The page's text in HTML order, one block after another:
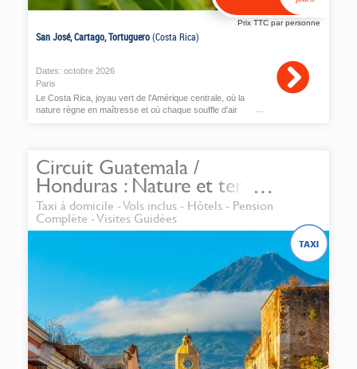
Prix TTC par personne
San José, Cartago, Tortuguero(Costa Rica)
Dates: octobre 2026
Paris
Le Costa Rica, joyau vert de l'Amérique centrale, où la
nature règne en maîtresse et où chaque souffle d'air
Circuit Guatemala /
Honduras : Nature et terre
Maya
Taxi à domicile - Vols inclus - Hôtels - Pension
Complète - Visites Guidées